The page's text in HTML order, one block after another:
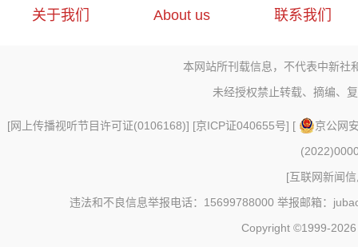
关于我们 About us 联系我们
本网站所刊载信息，不代表中新社
未经授权禁止转载、摘编、
[网上传播视听节目许可证(0106168)] [京ICP证040655号] [
京公网
[互联网新闻
违法和不良信息举报电话：15699788000 举报邮箱：
Copyright ©1999-